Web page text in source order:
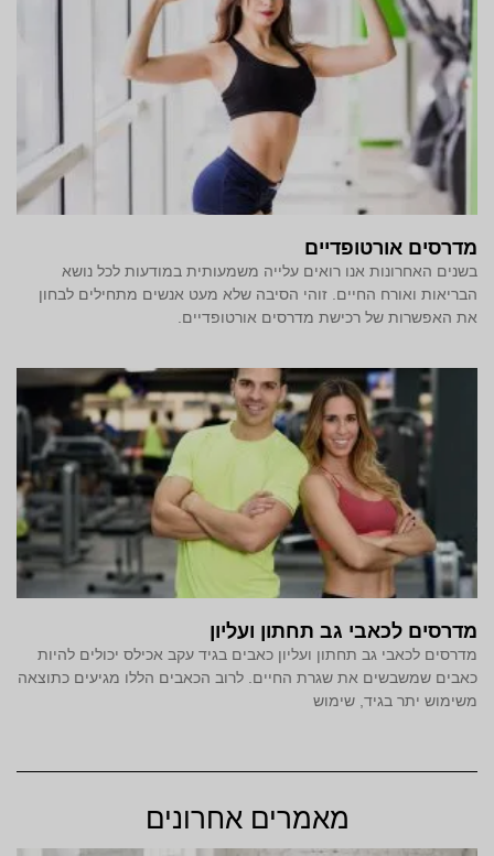
מדרסים אורטופדיים
בשנים האחרונות אנו רואים עלייה משמעותית במודעות לכל נושא
הבריאות ואורח החיים. זוהי הסיבה שלא מעט אנשים מתחילים לבחון
את האפשרות של רכישת מדרסים אורטופדיים.
מדרסים לכאבי גב תחתון ועליון
מדרסים לכאבי גב תחתון ועליון כאבים בגיד עקב אכילס יכולים להיות
כאבים שמשבשים את שגרת החיים. לרוב הכאבים הללו מגיעים כתוצאה
משימוש יתר בגיד, שימוש
מאמרים אחרונים